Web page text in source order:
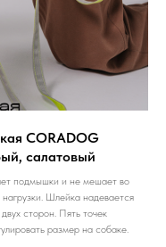
CORADOG
салатовый
подмышки и не мешает во
Шлейка надевается
сторон. Пять точек
размер на собаке.